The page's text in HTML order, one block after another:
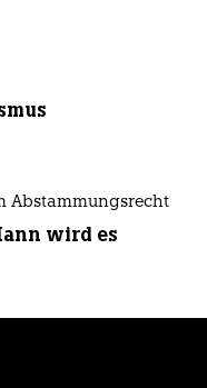
Abstammungsrecht
wird es